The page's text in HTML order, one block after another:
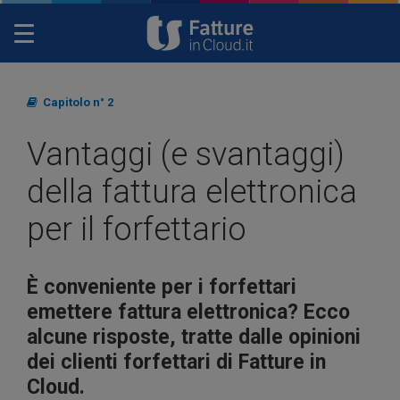
Toggle
Capitolo n° 2
Vantaggi (e svantaggi)
della fattura elettronica
per il forfettario
È conveniente per i forfettari
emettere fattura elettronica? Ecco
alcune risposte, tratte dalle opinioni
dei clienti forfettari di Fatture in
Cloud.